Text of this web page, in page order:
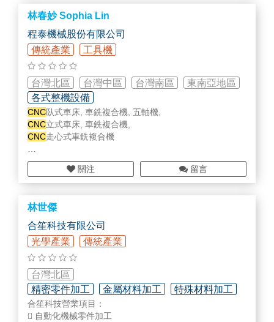
証；
今後我們要更努力並以更高毅力，
製造更精密的CNC放電加工機、
速龍門雕銑機及
CNC鑽孔攻牙機等行銷國際市場。
林春妙 Sophia Lin
程泰機械股份有限公司
傳統產業
工具機
台灣北區 台灣中區 台灣南區
東南亞地區
各式整機設備
CNC臥式車床, 車銑複合機, 五軸機,
CNC立式車床, 車銑複合機,
CNC走心式車銑複合機
更多產品資訊 www.goodwaycnc.com
關注
留言
林世傑
合笙科技有限公司
光學產業
傳統產業
台灣北區
精密零件加工
金屬材料加工 特殊材料加工
合笙科技營業項目：
 自動化機械零件加工